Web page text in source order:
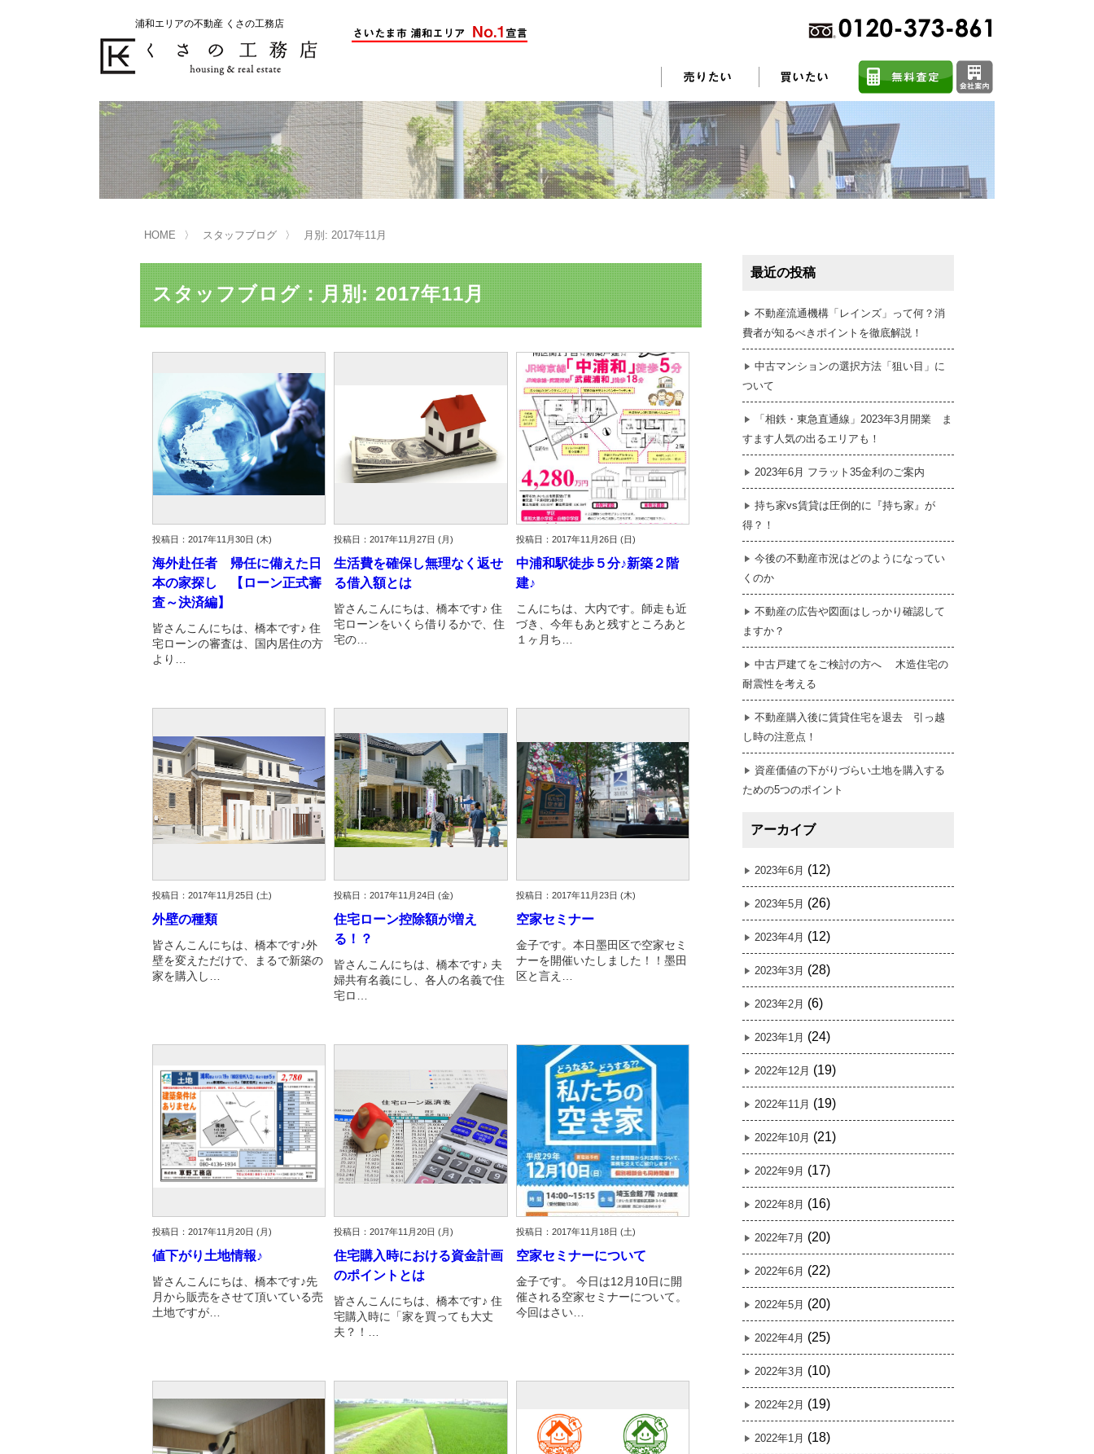
浦和エリアの不動産 くさの工務店
不動産の売却をお考えのお客様
くさの工務店が選ばれる理由 売却活動 売却されたお客様の声 不動産売却に関するよくある質問
買い替えサポート はじめての売却 不動産売却成功のコツ 任意売却
不動産の相続 売却前の修繕・リフォーム
売却の流れ（手順）
不動産売却の詳しい流れ 仲介による不動産売却 買取による不動産売却 売買契約のご締結
不動産の引き渡し 不動産売却後の税金
不動産の購入をお考えのお客様
くさの工務店が選ばれる理由 購入されたお客様の声 不動産購入に関するよくある質問
住宅ローン控除・消費税について
リニュアル仲介とは
資産価値の減りにくい住宅購入 中古だから安心して購入できる仕組み リニュアル仲介で実現する豊かな暮らし はじめての物件探し
HOME スタッフブログ 月別: 2017年11月
スタッフブログ：月別: 2017年11月
投稿日：2017年11月30日 (木)
海外赴任者 帰任に備えた日
本の家探し 【ローン正式審
査～決済編】
皆さんこんにちは、橋本です♪ 住
宅ローンの審査は、国内居住の方
より…
投稿日：2017年11月27日 (月)
生活費を確保し無理なく返せ
る借入額とは
皆さんこんにちは、橋本です♪ 住
宅ローンをいくら借りるかで、住
宅の…
投稿日：2017年11月26日 (日)
中浦和駅徒歩５分♪新築２階
建♪
こんにちは、大内です。師走も近
づき、今年もあと残すところあと
１ヶ月ち…
投稿日：2017年11月25日 (土)
外壁の種類
皆さんこんにちは、橋本です♪外
壁を変えただけで、まるで新築の
家を購入し…
投稿日：2017年11月24日 (金)
住宅ローン控除額が増え
る！？
皆さんこんにちは、橋本です♪ 夫
婦共有名義にし、各人の名義で住
宅ロ…
投稿日：2017年11月23日 (木)
空家セミナー
金子です。本日墨田区で空家セミ
ナーを開催いたしました！！墨田
区と言え…
投稿日：2017年11月20日 (月)
値下がり土地情報♪
皆さんこんにちは、橋本です♪先
月から販売をさせて頂いている売
土地ですが…
投稿日：2017年11月20日 (月)
住宅購入時における資金計画
のポイントとは
皆さんこんにちは、橋本です♪ 住
宅購入時に「家を買っても大丈
夫？！…
投稿日：2017年11月18日 (土)
空家セミナーについて
金子です。 今日は12月10日に開
催される空家セミナーについて。
今回はさい…
最近の投稿
不動産流通機構「レインズ」って何？消
費者が知るべきポイントを徹底解説！
中古マンションの選択方法「狙い目」に
ついて
「相鉄・東急直通線」2023年3月開業 ま
すます人気の出るエリアも！
2023年6月 フラット35金利のご案内
持ち家vs賃貸は圧倒的に『持ち家』が
得？！
今後の不動産市況はどのようになってい
くのか
不動産の広告や図面はしっかり確認して
ますか？
中古戸建てをご検討の方へ 木造住宅の
耐震性を考える
不動産購入後に賃貸住宅を退去 引っ越
し時の注意点！
資産価値の下がりづらい土地を購入する
ための5つのポイント
アーカイブ
2023年6月 (12)
2023年5月 (26)
2023年4月 (12)
2023年3月 (28)
2023年2月 (6)
2023年1月 (24)
2022年12月 (19)
2022年11月 (19)
2022年10月 (21)
2022年9月 (17)
2022年8月 (16)
2022年7月 (20)
2022年6月 (22)
2022年5月 (20)
2022年4月 (25)
2022年3月 (10)
2022年2月 (19)
2022年1月 (18)